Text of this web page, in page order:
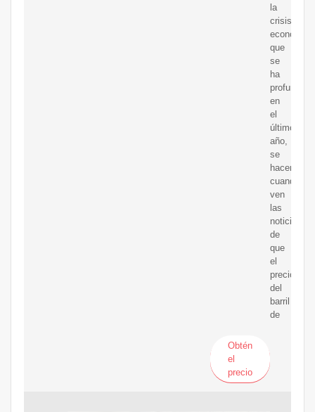
la
crisis
económica
que
se
ha
en
el
último
año,
se
hacen
cuando
ven
las
noticias
de
que
el
precio
del
barril
de
Obtén
el
precio